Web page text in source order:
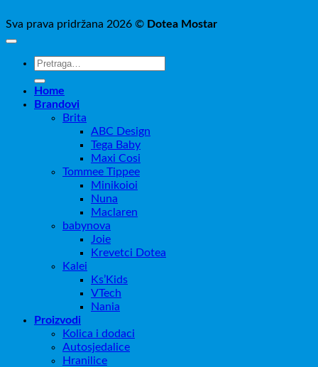
Sva prava pridržana 2026 © Dotea Mostar
Pretraži:
Home
Brandovi
Brita
ABC Design
Tega Baby
Maxi Cosi
Tommee Tippee
Minikoioi
Nuna
Maclaren
babynova
Joie
Krevetci Dotea
Kalei
Ks’Kids
VTech
Nania
Proizvodi
Kolica i dodaci
Autosjedalice
Hranilice